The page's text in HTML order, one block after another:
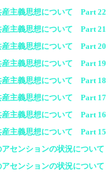
産主義思想について Part 22
産主義思想について Part 21
産主義思想について Part 20
産主義思想について Part 19
産主義思想について Part 18
産主義思想について Part 17
産主義思想について Part 16
産主義思想について Part 15
アセンションの状況につい
アセンションの状況につい